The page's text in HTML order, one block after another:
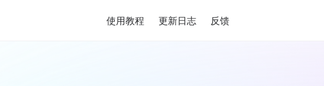
使用教程 更新日志 反馈